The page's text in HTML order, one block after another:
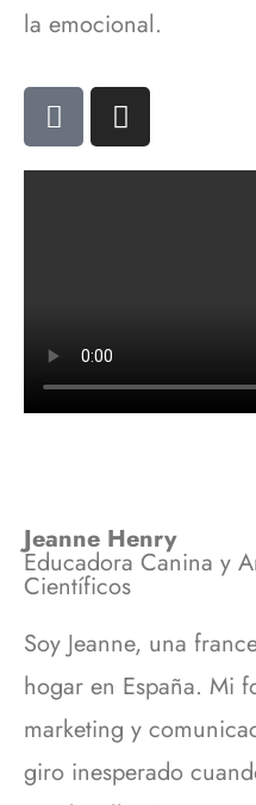
la emocional.
Jeanne Henry
Educadora Canina y
Científicos
Soy Jeanne, una
hogar en España. Mi
marketing y
giro inesperado